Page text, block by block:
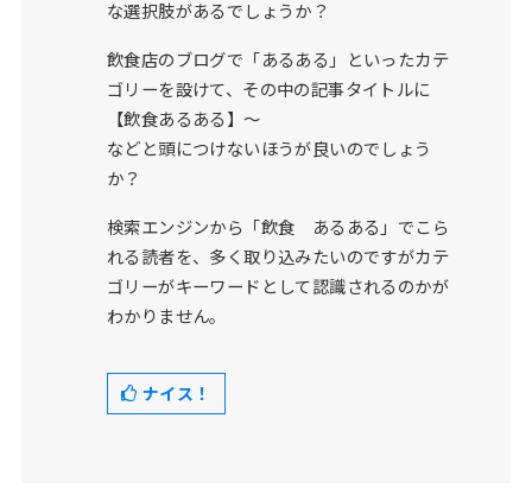
な選択肢があるでしょうか？
飲食店のブログで「あるある」といったカテ
ゴリーを設けて、その中の記事タイトルに
【飲食あるある】〜
などと頭につけないほうが良いのでしょう
か？
検索エンジンから「飲食 あるある」でこら
れる読者を、多く取り込みたいのですがカテ
ゴリーがキーワードとして認識されるのかが
わかりません。
ナイス！